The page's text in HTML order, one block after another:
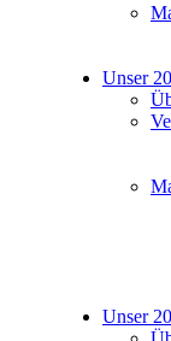
Unser
Unser